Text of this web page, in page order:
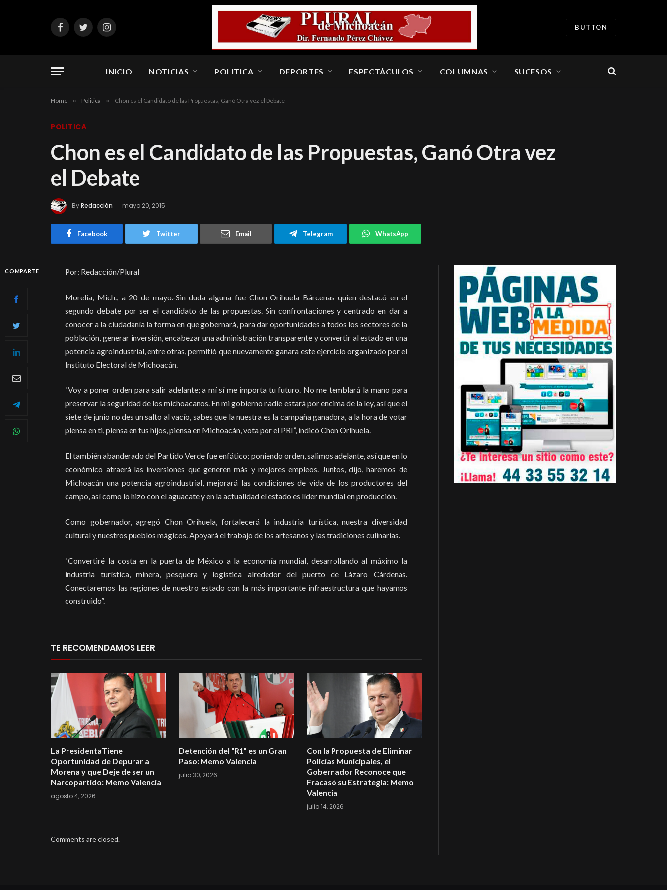
FacebookTwitterInstagram
BUTTON
INICIO NOTICIAS POLITICA DEPORTES ESPECTÁCULOS COLUMNAS SUCESOS
Home » Politica » Chon es el Candidato de las Propuestas, Ganó Otra vez el Debate
POLITICA
Chon es el Candidato de las Propuestas, Ganó Otra vez
el Debate
ByRedacción mayo 20, 2015
Facebook Twitter Email Telegram WhatsApp
COMPARTE Por: Redacción/Plural
Morelia, Mich., a 20 de mayo.-Sin duda alguna fue Chon Orihuela Bárcenas quien destacó en el
segundo debate por ser el candidato de las propuestas. Sin confrontaciones y centrado en dar a
conocer a la ciudadanía la forma en que gobernará, para dar oportunidades a todos los sectores de la
población, generar inversión, encabezar una administración transparente y convertir al estado en una
potencia agroindustrial, entre otras, permitió que nuevamente ganara este ejercicio organizado por el
Instituto Electoral de Michoacán.
“Voy a poner orden para salir adelante; a mí sí me importa tu futuro. No me temblará la mano para
preservar la seguridad de los michoacanos. En mi gobierno nadie estará por encima de la ley, así que el
siete de junio no des un salto al vacío, sabes que la nuestra es la campaña ganadora, a la hora de votar
piensa en ti, piensa en tus hijos, piensa en Michoacán, vota por el PRI”, indicó Chon Orihuela.
El también abanderado del Partido Verde fue enfático; poniendo orden, salimos adelante, así que en lo
económico atraerá las inversiones que generen más y mejores empleos. Juntos, dijo, haremos de
Michoacán una potencia agroindustrial, mejorará las condiciones de vida de los productores del
campo, así como lo hizo con el aguacate y en la actualidad el estado es líder mundial en producción.
Como gobernador, agregó Chon Orihuela, fortalecerá la industria turística, nuestra diversidad
cultural y nuestros pueblos mágicos. Apoyará el trabajo de los artesanos y las tradiciones culinarias.
“Convertiré la costa en la puerta de México a la economía mundial, desarrollando al máximo la
industria turística, minera, pesquera y logística alrededor del puerto de Lázaro Cárdenas.
Conectaremos las regiones de nuestro estado con la más importante infraestructura que hayamos
construido”.
TE RECOMENDAMOS LEER
La PresidentaTiene
Oportunidad de Depurar a
Morena y que Deje de ser un
Narcopartido: Memo Valencia
agosto 4, 2026
Detención del “R1” es un Gran
Paso: Memo Valencia
julio 30, 2026
Con la Propuesta de Eliminar
Policías Municipales, el
Gobernador Reconoce que
Fracasó su Estrategia: Memo
Valencia
julio 14, 2026
Comments are closed.